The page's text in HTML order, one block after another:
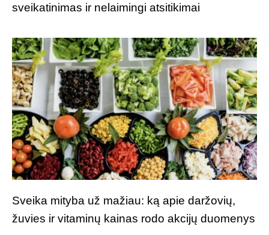
sveikatinimas ir nelaimingi atsitikimai
Sveika mityba už mažiau: ką apie daržovių,
žuvies ir vitaminų kainas rodo akcijų duomenys